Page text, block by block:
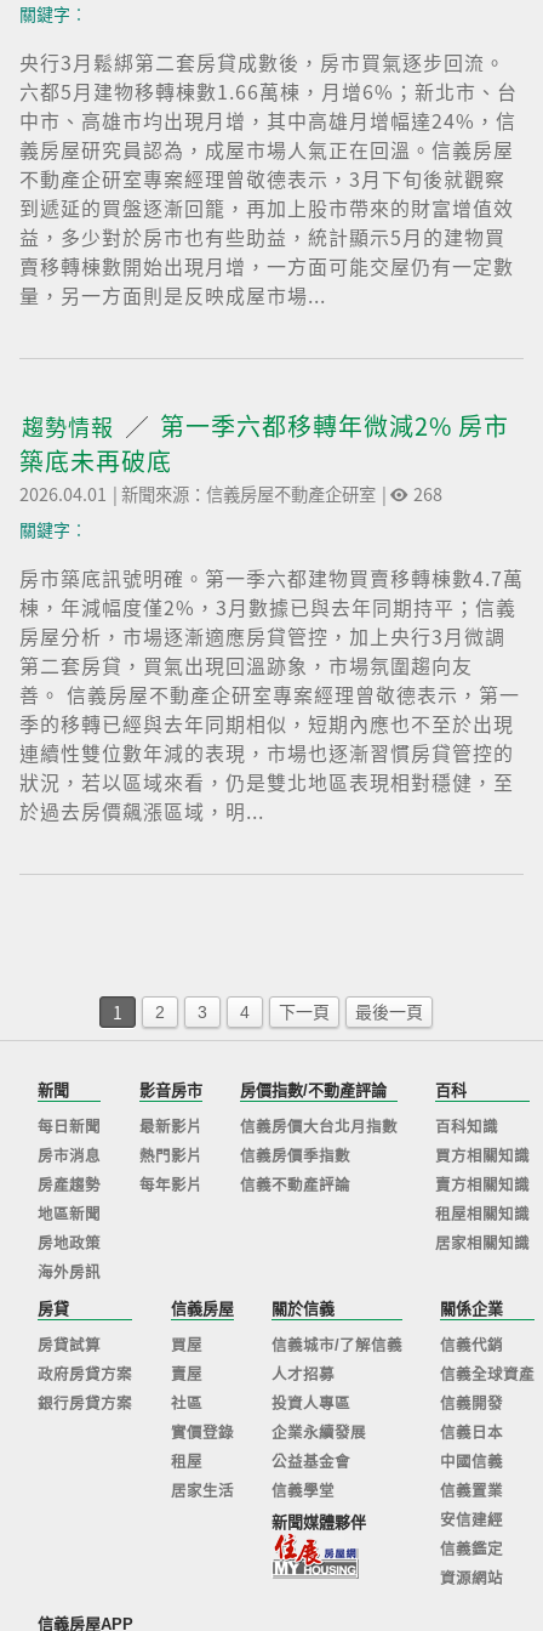
關鍵字︰
央行3月鬆綁第二套房貸成數後，房市買氣逐步回流。
六都5月建物移轉棟數1.66萬棟，月增6%；新北市、台
中市、高雄市均出現月增，其中高雄月增幅達24%，信
義房屋研究員認為，成屋市場人氣正在回溫。信義房屋
不動產企研室專案經理曾敬德表示，3月下旬後就觀察
到遞延的買盤逐漸回籠，再加上股市帶來的財富增值效
益，多少對於房市也有些助益，統計顯示5月的建物買
賣移轉棟數開始出現月增，一方面可能交屋仍有一定數
量，另一方面則是反映成屋市場...
趨勢情報
第一季六都移轉年微減2% 房市
築底未再破底
2026.04.01 |新聞來源：信義房屋不動產企研室 | 268
關鍵字︰
房市築底訊號明確。第一季六都建物買賣移轉棟數4.7萬
棟，年減幅度僅2%，3月數據已與去年同期持平；信義
房屋分析，市場逐漸適應房貸管控，加上央行3月微調
第二套房貸，買氣出現回溫跡象，市場氛圍趨向友
善。 信義房屋不動產企研室專案經理曾敬德表示，第一
季的移轉已經與去年同期相似，短期內應也不至於出現
連續性雙位數年減的表現，市場也逐漸習慣房貸管控的
狀況，若以區域來看，仍是雙北地區表現相對穩健，至
於過去房價飆漲區域，明...
1 2 3 4 下一頁 最後一頁
新聞
每日新聞
房市消息
房產趨勢
地區新聞
房地政策
海外房訊
影音房市
最新影片
熱門影片
每年影片
房價指數/不動產評論
信義房價大台北月指數
信義房價季指數
信義不動產評論
百科
百科知識
買方相關知識
賣方相關知識
租屋相關知識
居家相關知識
房貸
房貸試算
政府房貸方案
銀行房貸方案
信義房屋
買屋
賣屋
社區
實價登錄
租屋
居家生活
關於信義
信義城市/了解信義
人才招募
投資人專區
企業永續發展
公益基金會
信義學堂
新聞媒體夥伴
關係企業
信義代銷
信義全球資產
信義開發
信義日本
中國信義
信義置業
安信建經
信義鑑定
資源網站
信義房屋APP